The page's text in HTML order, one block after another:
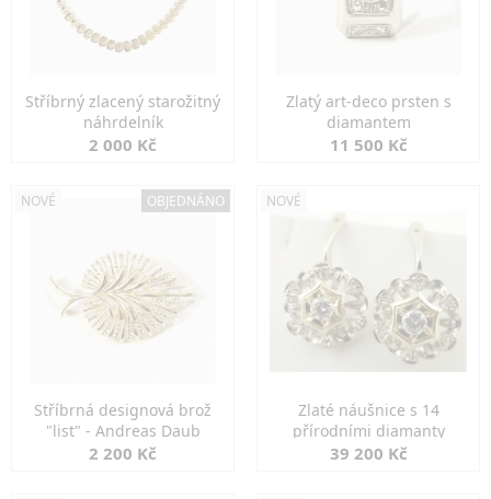
Stříbrný zlacený starožitný
náhrdelník
2 000 Kč
Zlatý art-deco prsten s
diamantem
11 500 Kč
NOVÉ OBJEDNÁNO
Stříbrná designová brož
"list" - Andreas Daub
2 200 Kč
NOVÉ
Zlaté náušnice s 14
přírodními diamanty
39 200 Kč